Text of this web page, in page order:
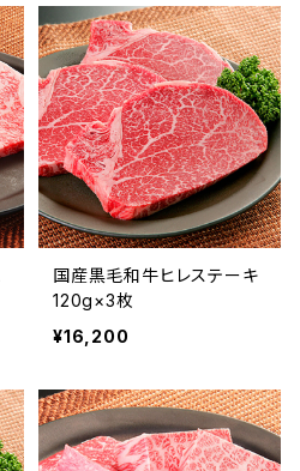
国産黒毛和牛ヒレステーキ
120g×3枚
¥16,200